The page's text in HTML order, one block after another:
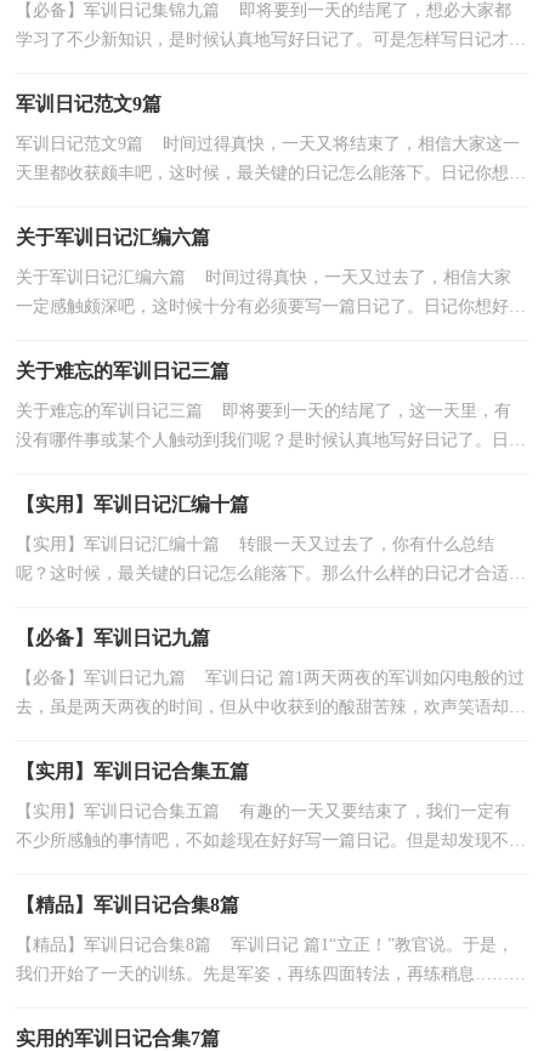
【必备】军训日记集锦九篇 即将要到一天的结尾了，想必大家都
学习了不少新知识，是时候认真地写好日记了。可是怎样写日记才能
军训日记范文9篇
军训日记范文9篇 时间过得真快，一天又将结束了，相信大家这一
天里都收获颇丰吧，这时候，最关键的日记怎么能落下。日记你想好
关于军训日记汇编六篇
关于军训日记汇编六篇 时间过得真快，一天又过去了，相信大家
一定感触颇深吧，这时候十分有必须要写一篇日记了。日记你想好怎
关于难忘的军训日记三篇
关于难忘的军训日记三篇 即将要到一天的结尾了，这一天里，有
没有哪件事或某个人触动到我们呢？是时候认真地写好日记了。日记
【实用】军训日记汇编十篇
【实用】军训日记汇编十篇 转眼一天又过去了，你有什么总结
呢？这时候，最关键的日记怎么能落下。那么什么样的日记才合适
【必备】军训日记九篇
【必备】军训日记九篇 军训日记 篇1两天两夜的军训如闪电般的过
去，虽是两天两夜的时间，但从中收获到的酸甜苦辣，欢声笑语却是
【实用】军训日记合集五篇
【实用】军训日记合集五篇 有趣的一天又要结束了，我们一定有
不少所感触的事情吧，不如趁现在好好写一篇日记。但是却发现不知
【精品】军训日记合集8篇
【精品】军训日记合集8篇 军训日记 篇1“立正！”教官说。于是，
我们开始了一天的训练。先是军姿，再练四面转法，再练稍息……最
实用的军训日记合集7篇